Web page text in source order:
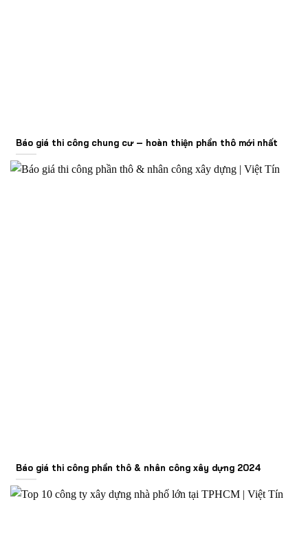
Báo giá thi công chung cư – hoàn thiện phần thô mới nhất
Báo giá thi công phần thô & nhân công xây dựng 2024